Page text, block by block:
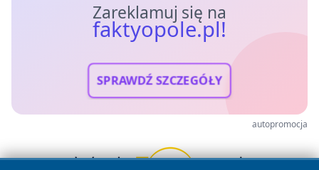
Zareklamuj się na
faktyopole.pl!
SPRAWDŹ SZCZEGÓŁY
autopromocja